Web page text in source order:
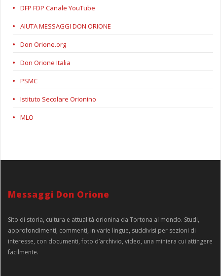
DFP FDP Canale YouTube
AIUTA MESSAGGI DON ORIONE
Don Orione.org
Don Orione Italia
PSMC
Istituto Secolare Orionino
MLO
Messaggi Don Orione
Sito di storia, cultura e attualità orionina da Tortona al mondo. Studi,
approfondimenti, commenti, in varie lingue, suddivisi per sezioni di
interesse, con documenti, foto d’archivio, video, una miniera cui attingere
facilmente.